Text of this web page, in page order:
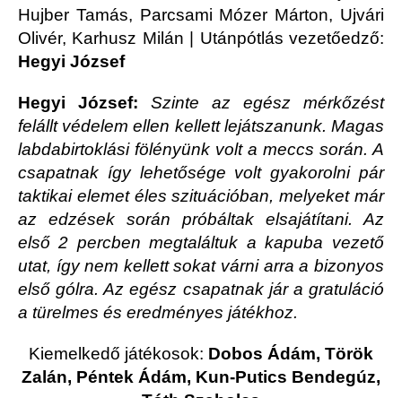
Hujber Tamás, Parcsami Mózer Márton, Ujvári
Olivér, Karhusz Milán | Utánpótlás vezetőedző:
Hegyi József
Hegyi József:
Szinte az egész mérkőzést
felállt védelem ellen kellett lejátszanunk. Magas
labdabirtoklási fölényünk volt a meccs során. A
csapatnak így lehetősége volt gyakorolni pár
taktikai elemet éles szituációban, melyeket már
az edzések során próbáltak elsajátítani. Az
első 2 percben megtaláltuk a kapuba vezető
utat, így nem kellett sokat várni arra a bizonyos
első gólra. Az egész csapatnak jár a gratuláció
a türelmes és eredményes játékhoz.
Kiemelkedő játékosok: Dobos Ádám, Török
Zalán, Péntek Ádám, Kun-Putics Bendegúz,